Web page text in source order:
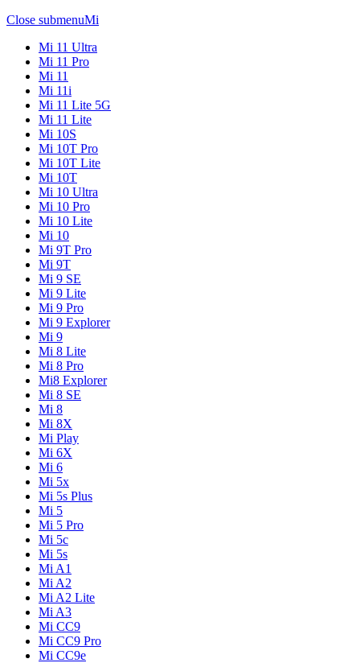
Close submenuMi
Mi 11 Ultra
Mi 11 Pro
Mi 11
Mi 11i
Mi 11 Lite 5G
Mi 11 Lite
Mi 10S
Mi 10T Pro
Mi 10T Lite
Mi 10T
Mi 10 Ultra
Mi 10 Pro
Mi 10 Lite
Mi 10
Mi 9T Pro
Mi 9T
Mi 9 SE
Mi 9 Lite
Mi 9 Pro
Mi 9 Explorer
Mi 9
Mi 8 Lite
Mi 8 Pro
Mi8 Explorer
Mi 8 SE
Mi 8
Mi 8X
Mi Play
Mi 6X
Mi 6
Mi 5x
Mi 5s Plus
Mi 5
Mi 5 Pro
Mi 5c
Mi 5s
Mi A1
Mi A2
Mi A2 Lite
Mi A3
Mi CC9
Mi CC9 Pro
Mi CC9e